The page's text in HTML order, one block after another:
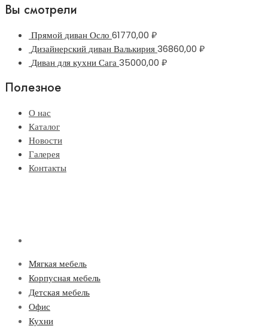
Вы смотрели
Прямой диван Осло 61770,00 ₽
Дизайнерский диван Валькирия36860,00 ₽
Диван для кухни Сага35000,00 ₽
Полезное
О нас
Каталог
Новости
Галерея
Контакты
Мягкая мебель
Корпусная мебель
Детская мебель
Офис
Кухни